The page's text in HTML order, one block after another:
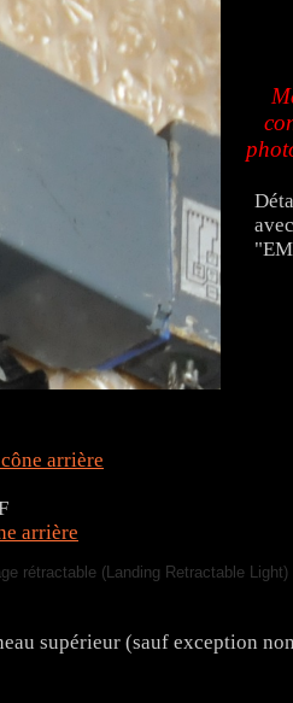
arrière
arrière
supérieur (sauf exception